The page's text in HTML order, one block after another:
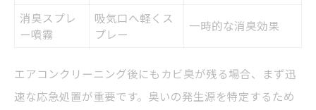
消臭スプレ
ー噴霧
吸気口へ軽くス
プレー
一時的な消臭効果
エアコンクリーニング後にもカビ臭が残る場合、まず迅
速な応急処置が重要です。臭いの発生源を特定するため